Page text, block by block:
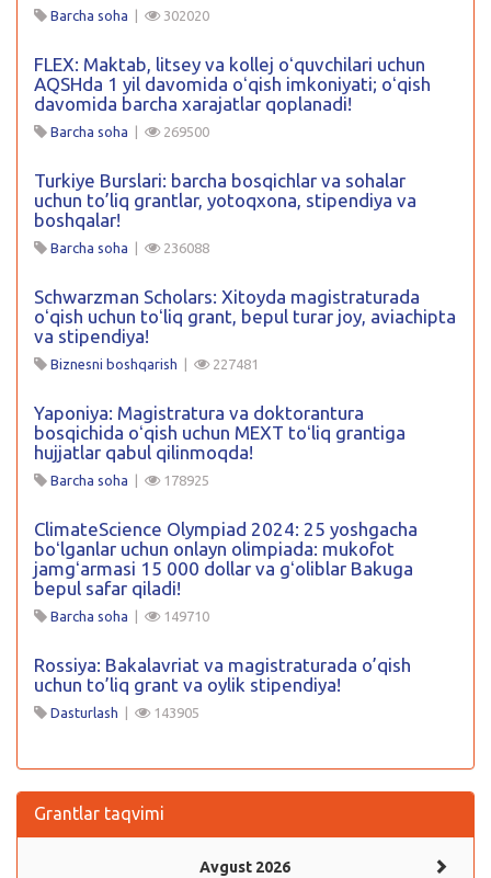
Barcha soha 302020
FLEX: Maktab, litsey va kollej oʻquvchilari uchun
AQSHda 1 yil davomida oʻqish imkoniyati; oʻqish
davomida barcha xarajatlar qoplanadi!
Barcha soha 269500
Turkiye Burslari: barcha bosqichlar va sohalar
uchun to’liq grantlar, yotoqxona, stipendiya va
boshqalar!
Barcha soha 236088
Schwarzman Scholars: Xitoyda magistraturada
oʻqish uchun toʻliq grant, bepul turar joy, aviachipta
va stipendiya!
Biznesni boshqarish 227481
Yaponiya: Magistratura va doktorantura
bosqichida oʻqish uchun MEXT toʻliq grantiga
hujjatlar qabul qilinmoqda!
Barcha soha 178925
ClimateScience Olympiad 2024: 25 yoshgacha
boʻlganlar uchun onlayn olimpiada: mukofot
jamgʻarmasi 15 000 dollar va gʻoliblar Bakuga
bepul safar qiladi!
Barcha soha 149710
Rossiya: Bakalavriat va magistraturada o’qish
uchun to’liq grant va oylik stipendiya!
Dasturlash 143905
Grantlar taqvimi
Avgust 2026